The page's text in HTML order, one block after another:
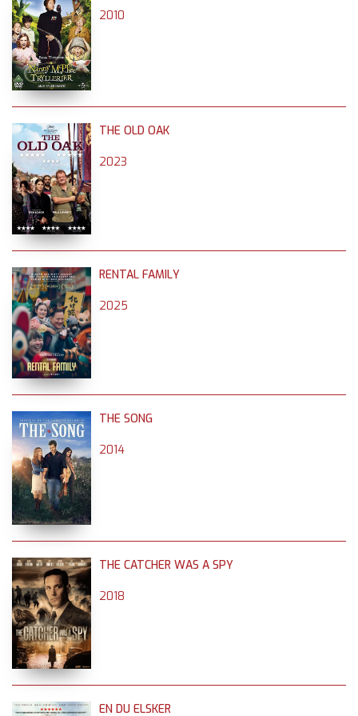
2010
THE OLD OAK
2023
RENTAL FAMILY
2025
THE SONG
2014
THE CATCHER WAS A SPY
2018
EN DU ELSKER